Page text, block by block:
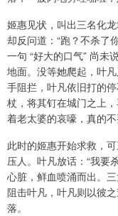
姬惠见状，叫出三名化
却反问道：“跑？不杀了
一句 “好大的口气” 尚未
地面。没等她爬起，叶
手阻拦，叶凡依旧打的
杖，将其钉在城门之上
着老太婆的哀嚎，真的不
此时的姬惠开始求救，
压人。叶凡放话：“我要
心脏，鲜血喷涌而出。
阻击叶凡，叶凡则以彼
落。